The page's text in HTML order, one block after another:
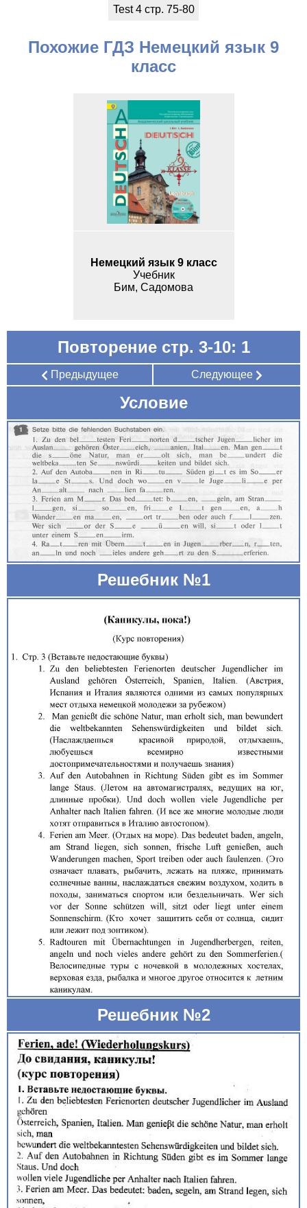
Test 4 стр. 75-80
Похожие ГДЗ Немецкий язык 9
класс
Немецкий язык 9 класс
Учебник
Бим, Садомова
Повторение стр. 3-10: 1
Предыдущее Следующее
Условие
Решебник №1
Решебник №2